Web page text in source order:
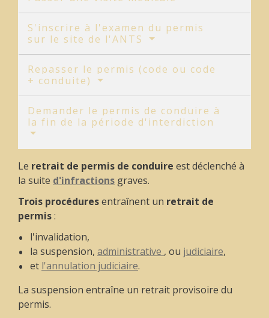
S'inscrire à l'examen du permis
sur le site de l'ANTS
Repasser le permis (code ou code
+ conduite)
Demander le permis de conduire à
la fin de la période d'interdiction
Le retrait de permis de conduire est déclenché à
la suite d'infractions graves.
Trois procéduresentraînent un retrait de
permis:
l'invalidation,
la suspension, administrative , ou judiciaire,
et l'annulation judiciaire.
La suspension entraîne un retrait provisoire du
permis.